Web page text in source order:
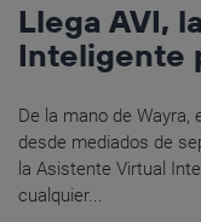
Llega AVI,
Inteligente
De la mano de Wayra,
desde mediados de
la Asistente Virtual
cualquier...